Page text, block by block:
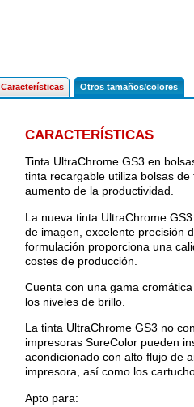
Características Otros tamaños/colores
CARACTERÍSTICAS
Tinta UltraChrome GS3 en
tinta recargable utiliza bolsas
aumento de la productividad.
La nueva tinta UltraChrome
de imagen, excelente precisión
formulación proporciona una
costes de producción.
Cuenta con una gama
los niveles de brillo.
La tinta UltraChrome GS3 no
impresoras SureColor pueden
acondicionado con alto flujo de
impresora, así como los
Apto para: